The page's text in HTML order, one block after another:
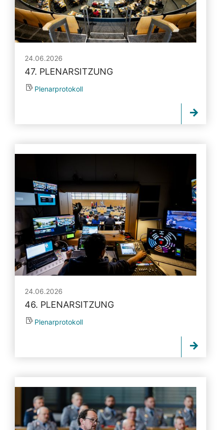
24.06.2026
47. PLENARSITZUNG
Plenarprotokoll
24.06.2026
46. PLENARSITZUNG
Plenarprotokoll